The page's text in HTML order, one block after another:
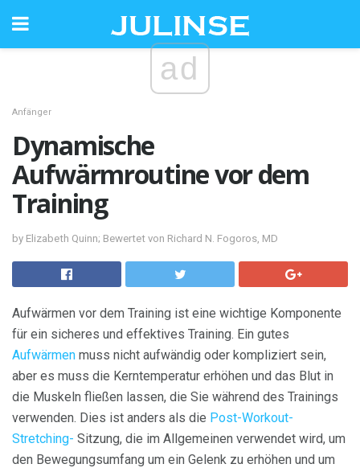
ad
Anfänger
Dynamische
Aufwärmroutine vor dem
Training
by Elizabeth Quinn; Bewertet von Richard N. Fogoros, MD
Aufwärmen vor dem Training ist eine wichtige Komponente
für ein sicheres und effektives Training. Ein gutes
Aufwärmen muss nicht aufwändig oder kompliziert sein,
aber es muss die Kerntemperatur erhöhen und das Blut in
die Muskeln fließen lassen, die Sie während des Trainings
verwenden. Dies ist anders als die Post-Workout-
Stretching- Sitzung, die im Allgemeinen verwendet wird, um
den Bewegungsumfang um ein Gelenk zu erhöhen und um